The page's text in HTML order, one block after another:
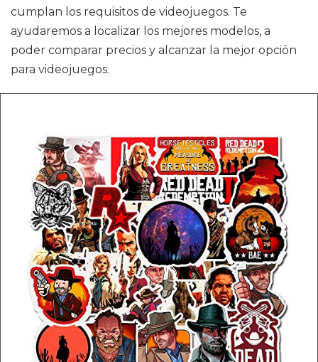
cumplan los requisitos de videojuegos. Te
ayudaremos a localizar los mejores modelos, a
poder comparar precios y alcanzar la mejor opción
para videojuegos.